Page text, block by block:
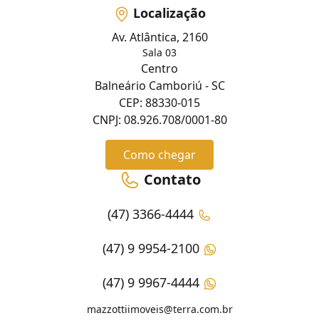
Localização
Av. Atlântica, 2160
Sala 03
Centro
Balneário Camboriú - SC
CEP: 88330-015
CNPJ: 08.926.708/0001-80
Como chegar
Contato
(47) 3366-4444
(47) 9 9954-2100
(47) 9 9967-4444
mazzottiimoveis@terra.com.br